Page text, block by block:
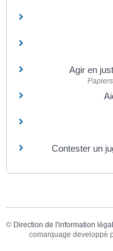
Agir en
Contester un
© Direction de l'information
comarquage developpé